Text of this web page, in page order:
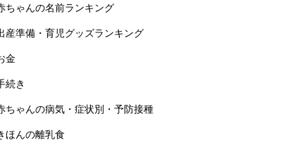
ちゃんの名前ランキング
産準備・育児グッズランキング
金
続き
ちゃんの病気・症状別・予防接種
ほんの離乳食